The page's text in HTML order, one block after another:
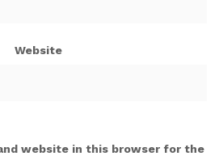
Website
website in this browser for the